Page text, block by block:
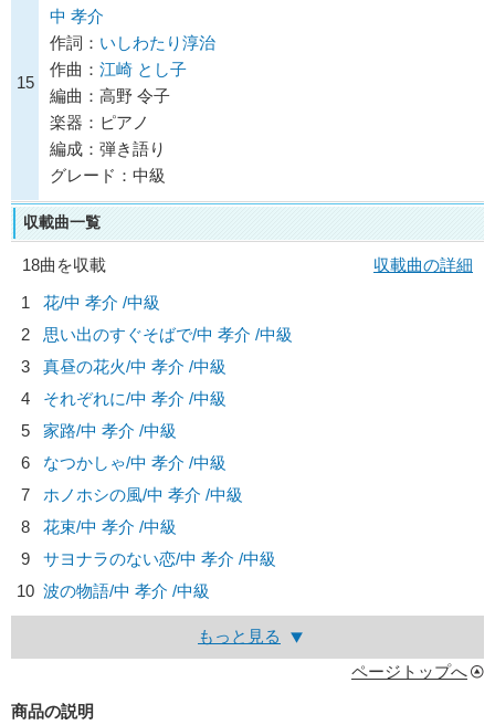
15
中 孝介
作詞： いしわたり淳治
作曲： 江崎 とし子
編曲：高野 令子
楽器：ピアノ
編成：弾き語り
グレード：中級
収載曲一覧
18曲を収載
収載曲の詳細
1
花/中 孝介 /中級
2
思い出のすぐそばで/中 孝介 /中級
3
真昼の花火/中 孝介 /中級
4
それぞれに/中 孝介 /中級
5
家路/中 孝介 /中級
6
なつかしゃ/中 孝介 /中級
7
ホノホシの風/中 孝介 /中級
8
花束/中 孝介 /中級
9
サヨナラのない恋/中 孝介 /中級
10 波の物語/中 孝介 /中級
もっと見る
ページトップへ
商品の説明